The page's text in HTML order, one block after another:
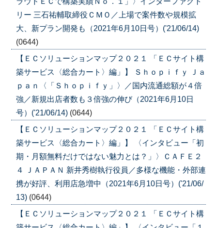
リー 三石祐輔取締役ＣＭＯ／上場で案件数や規模拡
大、新プラン開発も（2021年6月10日号）('21/06/14)
(0644)
【ＥＣソリューションマップ２０２１ 「ＥＣサイト構
築サービス〈総合カート〉編」】 Ｓｈｏｐｉｆｙ Ｊａ
ｐａｎ〈「Ｓｈｏｐｉｆｙ」〉／国内流通総額が４倍
強／新規出店者数も３倍強の伸び（2021年6月10日
号）('21/06/14) (0644)
【ＥＣソリューションマップ２０２１ 「ＥＣサイト構
築サービス〈総合カート〉編」】 〈インタビュー「初
期・月額無料だけではない魅力とは？」〉ＣＡＦＥ２
４ ＪＡＰＡＮ 新井秀樹執行役員／多様な機能・外部連
携が好評、利用店急増中（2021年6月10日号）('21/06/
13) (0644)
【ＥＣソリューションマップ２０２１ 「ＥＣサイト構